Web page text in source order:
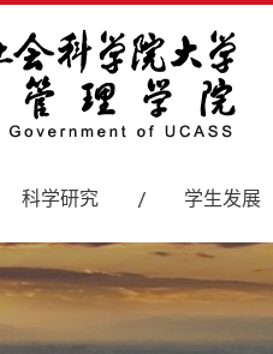
科学研究 学生发展